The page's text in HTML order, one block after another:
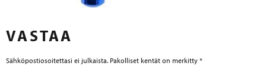
VASTAA
Sähköpostiosoitettasi ei julkaista. Pakolliset kentät on merkitty *